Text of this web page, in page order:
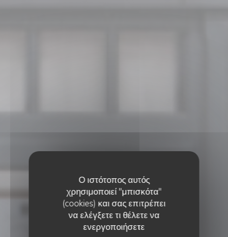
Ο ιστότοπος αυτός
χρησιμοποιεί "μπισκότα"
(cookies) και σας επιτρέπει
να ελέγξετε τι θέλετε να
ενεργοποιήσετε